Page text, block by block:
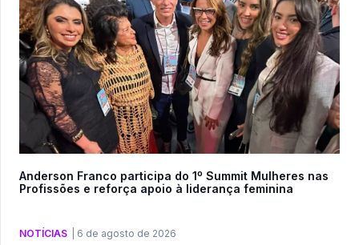
Anderson Franco participa do 1º Summit Mulheres nas
Profissões e reforça apoio à liderança feminina
NOTÍCIAS 6 de agosto de 2026